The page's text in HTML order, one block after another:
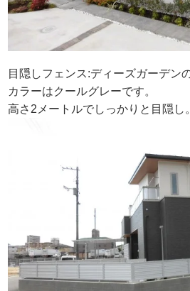
目隠しフェンス:ディーズガーデン
カラーはクールグレーです。
高さ2メートルでしっかりと目隠し。